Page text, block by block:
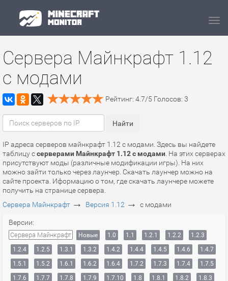
Сервера Майнкрафт 1.12
с модами
Рейтинг: 4.7/5 Голосов: 3
IP адреса серверов майнкрафт 1.12 с модами. Здесь вы найдете
таблицу ссерверами Майнкрафт 1.12 с модами . На этих серверах
присутствуют моды (различные модификации игры). На них
можно зайти только через лаунчер. Скачать лаунчер можно на
сайте проекта. Иформацию о том, где скачать лаунчере можете
получить на странице сервера.
Сервера Майнкрафт → Версия 1.12 → с модами
Версии:
Сервера Майнкрафт Новые 1.0 1.1 1.2.1 1.2.2
1.2.3
1.2.4
1.2.5 1.3.1 1.3.2 1.4.2 1.4.4 1.4.5 1.4.6
1.4.7
1.5.1
1.5.2 1.6.1 1.6.2 1.6.4 1.7.2 1.7.3 1.7.4
1.7.5
1.7.6
1.7.7 1.7.8 1.7.9 1.7.10 1.8 1.8.1 1.8.2
1.8.3